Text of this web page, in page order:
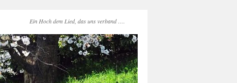
Ein Hoch dem Lied, das uns verband ….